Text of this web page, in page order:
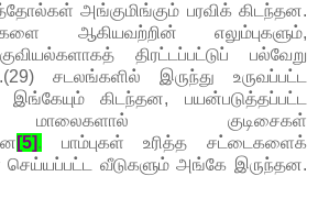
அங்குமிங்கும் பரவிக் கிடந்தன.
ஆகியவற்றின் எலும்புகளும்,
திரட்டப்பட்டுப் பல்வேறு
சடலங்களில் இருந்து உருவப்பட்ட
கிடந்தன, பயன்படுத்தப்பட்ட
மாலைகளால் குடிசைகள்
[5]. பாம்புகள் உரித்த சட்டைகளைக்
வீடுகளும் அங்கே இருந்தன.